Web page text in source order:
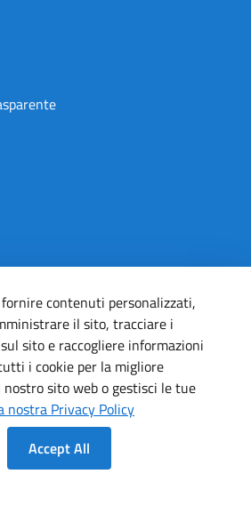
YoutubeLinkedin
contenuti personalizzati,
il sito, tracciare i
sito e raccogliere informazioni
i cookie per la migliore
nostro sito web o gestisci le tue
nostra Privacy Policy
Accept All